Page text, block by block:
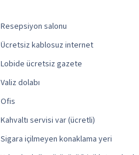
Resepsiyon salonu
Ücretsiz kablosuz internet
Lobide ücretsiz gazete
Valiz dolabı
Ofis
Kahvaltı servisi var (ücretli)
Sigara içilmeyen konaklama yeri